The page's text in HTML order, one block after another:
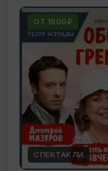
ОТ 1800₽
СПЕКТАКЛИ